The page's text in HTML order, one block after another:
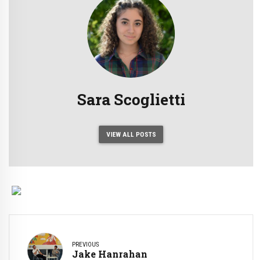
Sara Scoglietti
VIEW ALL POSTS
PREVIOUS
Jake Hanrahan